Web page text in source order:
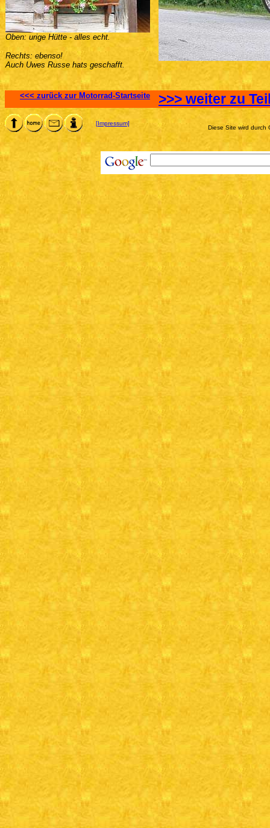
Oben: urige Hütte - alles echt.
Rechts: ebenso!
Auch Uwes Russe hats geschafft.
<<< zurück zur Motorrad-Startseite >>> weiter zu
[Impressum]
Diese Site wird durch